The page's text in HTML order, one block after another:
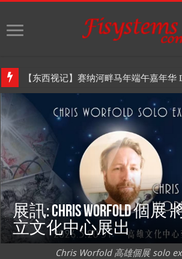
【东西视记】赛纳河畔马年端午嘉年华
展訊: Chris Worfold 個展
立文化中心展出
Chris Worfold 高雄個展 solo